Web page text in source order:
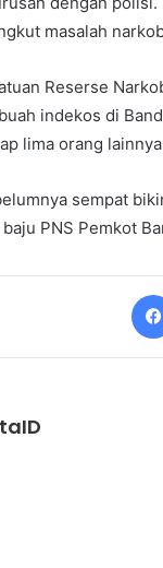
masalah
Reserse
indekos di
lima orang
sempat
PNS Pemkot